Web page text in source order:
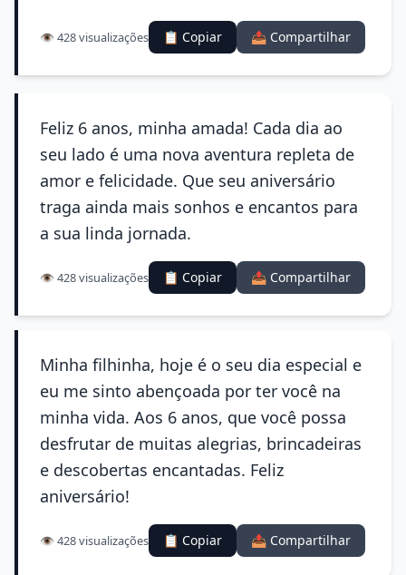
👁️ 428 visualizações 📋 Copiar 📤 Compartilhar
Feliz 6 anos, minha amada! Cada dia ao
seu lado é uma nova aventura repleta de
amor e felicidade. Que seu aniversário
traga ainda mais sonhos e encantos para
a sua linda jornada.
👁️ 428 visualizações 📋 Copiar 📤 Compartilhar
Minha filhinha, hoje é o seu dia especial e
eu me sinto abençoada por ter você na
minha vida. Aos 6 anos, que você possa
desfrutar de muitas alegrias, brincadeiras
e descobertas encantadas. Feliz
aniversário!
👁️ 428 visualizações 📋 Copiar 📤 Compartilhar